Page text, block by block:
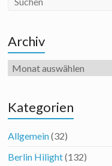
Archiv
Archiv
Kategorien
Allgemein(32)
Berlin Hilight(132)